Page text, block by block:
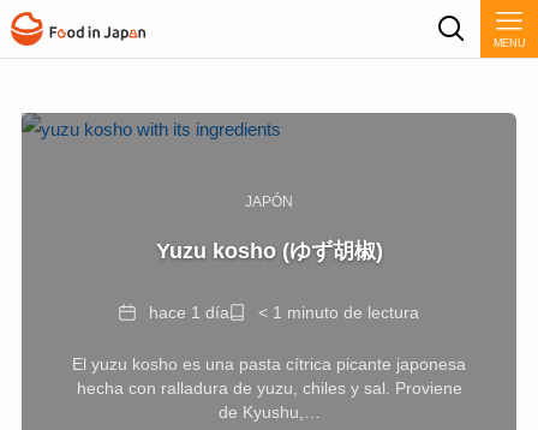
MENU
JAPÓN
Yuzu kosho (ゆず胡椒)
Fechahace 1 díaTiempo
lectura
< 1 minuto de lectura
El yuzu kosho es una pasta cítrica picante japonesa
hecha con ralladura de yuzu, chiles y sal. Proviene
de Kyushu,…